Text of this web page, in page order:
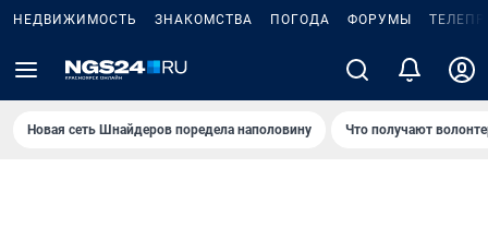
НЕДВИЖИМОСТЬ ЗНАКОМСТВА ПОГОДА ФОРУМЫ
Новая сеть Шнайдеров поредела наполовину Что получают